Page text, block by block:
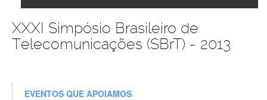
XXXI Simpósio Brasileiro de
Telecomunicações (SBrT) - 2013
EVENTOS QUE APOIAMOS